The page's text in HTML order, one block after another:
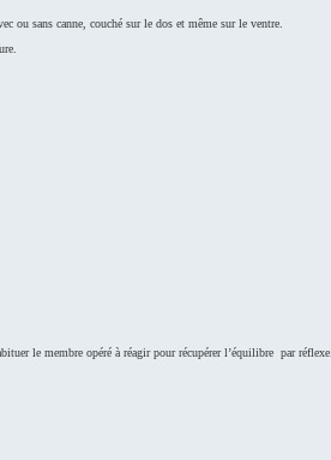
ou sans canne, couché sur le dos et même sur le ventre.
le membre opéré à réagir pour récupérer l’équilibre par réflexe.